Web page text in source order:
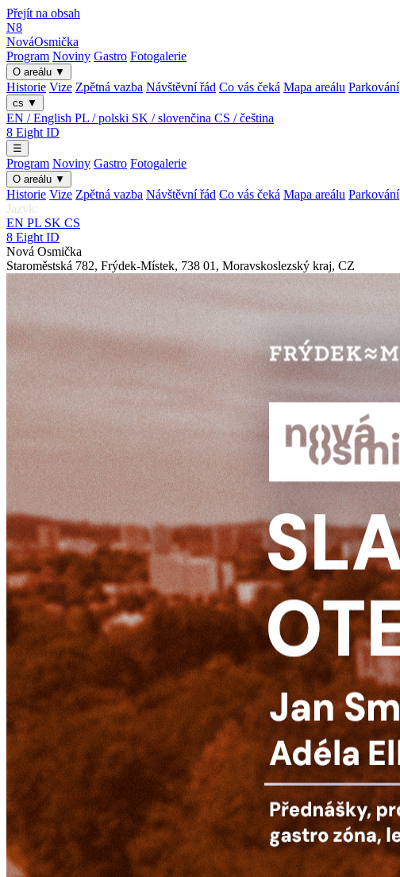
Přejít na obsah
N8
NováOsmička
Program Noviny Gastro Fotogalerie
O areálu ▼
Historie Vize Zpětná vazba Návštěvní řád Co vás čeká Mapa areálu Parkování
cs ▼
EN / English PL / polski SK / slovenčina CS / čeština
8 Eight ID
☰
Program Noviny Gastro Fotogalerie
O areálu ▼
Historie Vize Zpětná vazba Návštěvní řád Co vás čeká Mapa areálu Parkování
Jazyk:
EN PL SK CS
8 Eight ID
Nová Osmička
Staroměstská 782, Frýdek-Místek, 738 01 , Moravskoslezský kraj, CZ